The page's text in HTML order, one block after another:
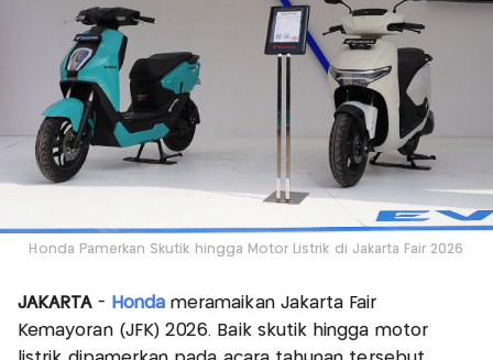
Honda Pamerkan Skutik hingga Motor Listrik di Jakarta Fair 2026
JAKARTA - Hondameramaikan Jakarta Fair
Kemayoran (JFK) 2026. Baik skutik hingga motor